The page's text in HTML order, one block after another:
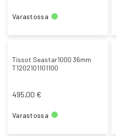
Varastossa
Tissot Seastar1000 36mm
T1202101101100
495,00 €
Varastossa